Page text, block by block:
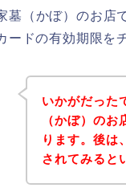
墓（かぼ）のお店
ードの有効期限を
いかがだった
（かぼ）の
ります。後は
されてみると